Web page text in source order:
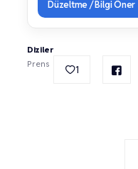
Düzeltme / Bilgi Öner
Diziler
Prens
1